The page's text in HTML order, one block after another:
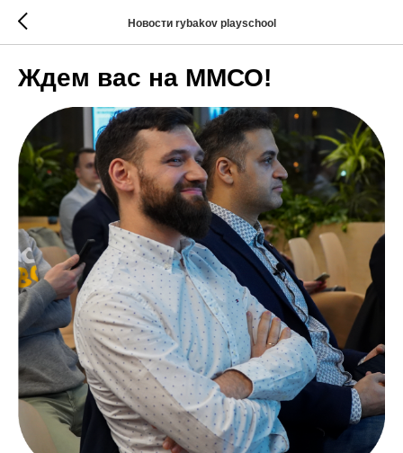
Новости rybakov playschool
Ждем вас на ММСО!